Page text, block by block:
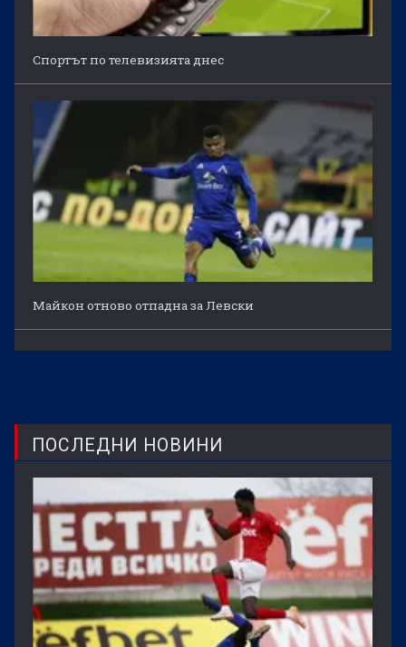
Спортът по телевизията днес
Майкон отново отпадна за Левски
ПОСЛЕДНИ НОВИНИ